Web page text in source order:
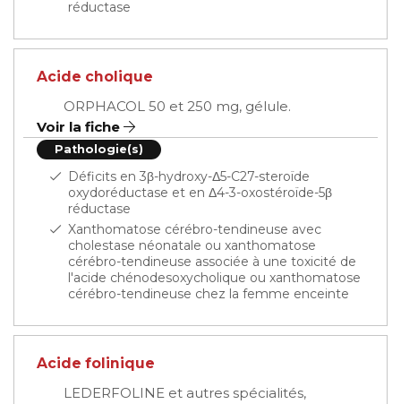
réductase
Acide cholique
ORPHACOL 50 et 250 mg, gélule.
Voir la fiche
Pathologie(s)
Déficits en 3β-hydroxy-Δ5-C27-steroïde
oxydoréductase et en Δ4-3-oxostéroïde-5β
réductase
Xanthomatose cérébro-tendineuse avec
cholestase néonatale ou xanthomatose
cérébro-tendineuse associée à une toxicité de
l'acide chénodesoxycholique ou xanthomatose
cérébro-tendineuse chez la femme enceinte
Acide folinique
LEDERFOLINE et autres spécialités,